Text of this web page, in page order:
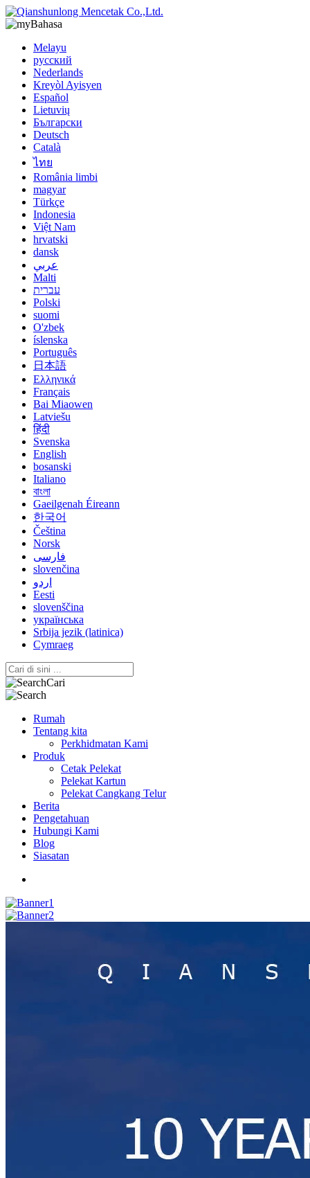
Bahasa
Melayu
русский
Nederlands
Kreyòl Ayisyen
Español
Lietuvių
Български
Deutsch
Català
ไทย
România limbi
magyar
Türkçe
Indonesia
Việt Nam
hrvatski
dansk
عربي
Malti
עברית
Polski
suomi
O'zbek
íslenska
Português
日本語
Ελληνικά
Français
Bai Miaowen
Latviešu
हिंदी
Svenska
English
bosanski
Italiano
বাংলা
Gaeilgenah Éireann
한국어
Čeština
Norsk
فارسی
slovenčina
اردو
Eesti
slovenščina
українська
Srbija jezik (latinica)
Cymraeg
Cari
Rumah
Tentang kita
Perkhidmatan Kami
Produk
Cetak Pelekat
Pelekat Kartun
Pelekat Cangkang Telur
Berita
Pengetahuan
Hubungi Kami
Blog
Siasatan